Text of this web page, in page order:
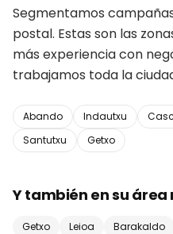
Segmentamos
postal. Estas son las
más experiencia con
trabajamos toda la
Abando Indautxu
Santutxu
Getxo
Y también en su
Getxo Leioa Barakaldo